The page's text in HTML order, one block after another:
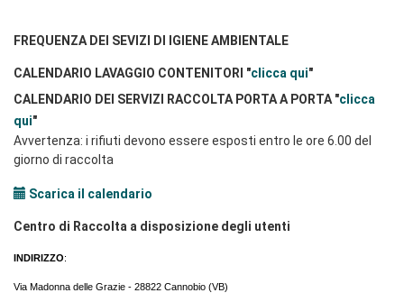
FREQUENZA DEI SEVIZI DI IGIENE AMBIENTALE
CALENDARIO LAVAGGIO CONTENITORI "clicca qui"
CALENDARIO DEI SERVIZI RACCOLTA PORTA A PORTA "clicca
qui"
Avvertenza: i rifiuti devono essere esposti entro le ore 6.00 del
giorno di raccolta
Scarica il calendario
Centro di Raccolta a disposizione degli utenti
INDIRIZZO:
Via Madonna delle Grazie - 28822 Cannobio (VB)